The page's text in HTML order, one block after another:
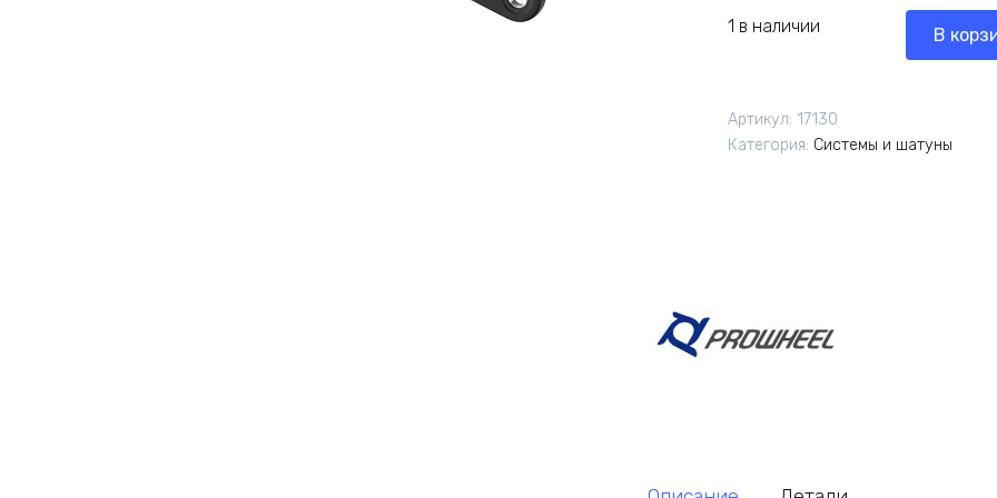
1 в наличии В
Артикул: 17130
Категория: Системы и шатуны